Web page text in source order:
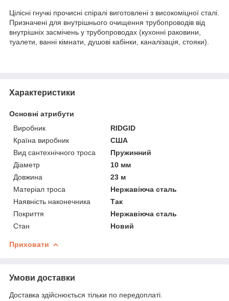
Цілісні гнучкі прочисні спіралі виготовлені з високоміцної сталі.
Призначені для внутрішнього очищення трубопроводів від
внутрішніх засмічень у трубопроводах (кухонні раковини,
туалети, ванні кімнати, душові кабінки, каналізація, стояки).
Характеристики
Основні атрибути
Виробник
RIDGID
Країна виробник
США
Вид сантехнічного троса
Пружинний
Діаметр
10 мм
Довжина
23 м
Матеріал троса
Нержавіюча сталь
Наявність наконечника
Так
Покриття
Нержавіюча сталь
Стан
Новий
Приховати
Умови доставки
Доставка здійснюється тільки по передоплаті.